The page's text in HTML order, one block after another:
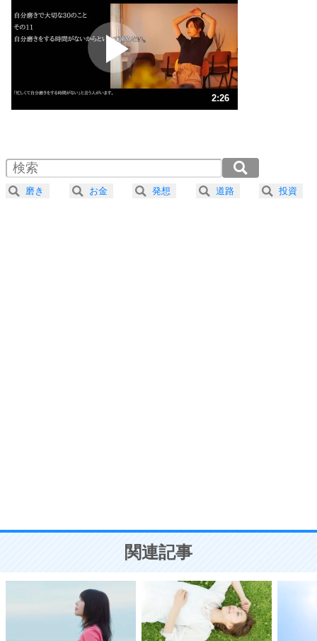
プラス思考
ポジティブになれない原因は、行動しないから。
ポジティブ思考になる30の方法
ストレス対策
人生、なんとかなるもの。
気楽に生きる30の方法
4 器の大きい人は、怒りを優しさで表現する。
プラス思考
ことが大切。
2:26
2.0倍速 （288KB 1分13秒）
2.5倍速 （230KB 58秒）
3.0倍速 （192KB 49秒）
磨き お金 発想 道路 投資
関連記事